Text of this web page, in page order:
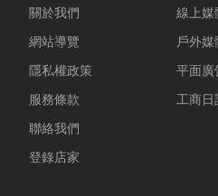
長家電使用壽
命，降...
司賺錢的
略！真正
害...
關於我們
網站導覽
隱私權政策
服務條款
聯絡我們
登錄店家
線上媒
戶外媒
平面廣
工商日